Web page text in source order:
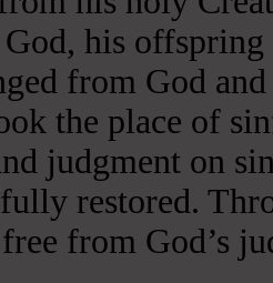
his
from God
the place of
judgment on
restored.
from God’s